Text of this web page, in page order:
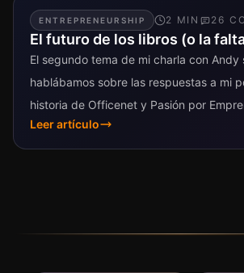
ENTREPRENEURSHIP 2 MIN 26
El futuro de los libros (o la
El segundo tema de mi charla con Andy
hablábamos sobre las respuestas a mi
historia de Officenet y Pasión por
mayoría...
Leer artículo